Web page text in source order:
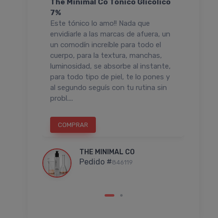
The Minimal Co Tónico Glicólico
7%
Este tónico lo amo!! Nada que
envidiarle a las marcas de afuera, un
un comodín increíble para todo el
cuerpo, para la textura, manchas,
luminosidad, se absorbe al instante,
para todo tipo de piel, te lo pones y
al segundo seguís con tu rutina sin
probl....
COMPRAR
THE MINIMAL CO
Pedido #846119
Es
y